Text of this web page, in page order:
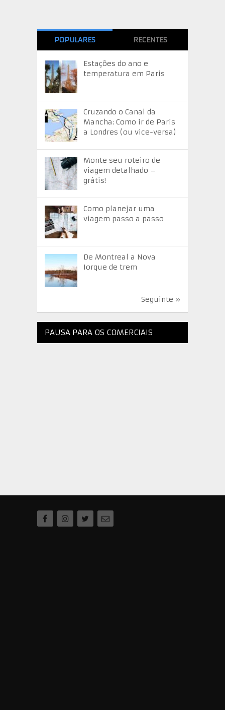
POPULARES RECENTES
Estações do ano e
temperatura em Paris
Cruzando o Canal da
Mancha: Como ir de Paris
a Londres (ou vice-versa)
Monte seu roteiro de
viagem detalhado –
grátis!
Como planejar uma
viagem passo a passo
De Montreal a Nova
Iorque de trem
Seguinte »
PAUSA PARA OS COMERCIAIS